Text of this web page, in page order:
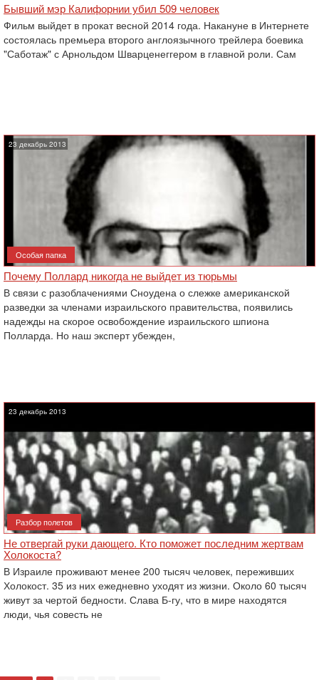
Бывший мэр Калифорнии убил 509 человек
Фильм выйдет в прокат весной 2014 года. Накануне в Интернете
состоялась премьера второго англоязычного трейлера боевика
"Саботаж" с Арнольдом Шварценеггером в главной роли. Сам
23 декабрь 2013
Особая папка
Почему Поллард никогда не выйдет из тюрьмы
В связи с разоблачениями Сноудена о слежке американской
разведки за членами израильского правительства, появились
надежды на скорое освобождение израильского шпиона
Полларда. Но наш эксперт убежден,
23 декабрь 2013
Разбор полетов
Не отвергай руки дающего. Кто поможет последним жертвам
Холокоста?
В Израиле проживают менее 200 тысяч человек, переживших
Холокост. 35 из них ежедневно уходят из жизни. Около 60 тысяч
живут за чертой бедности. Слава Б-гу, что в мире находятся
люди, чья совесть не